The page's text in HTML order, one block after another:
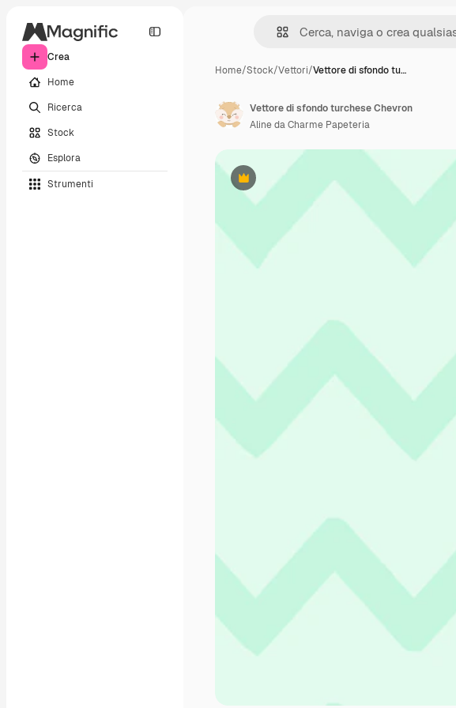
Crea
Home
Ricerca
Stock
Esplora
Strumenti
Home/Stock/Vettori/Vettore di sfondo tu…
Premium
Vettore di sfondo turchese Chevron
Aline da Charme Papeteria